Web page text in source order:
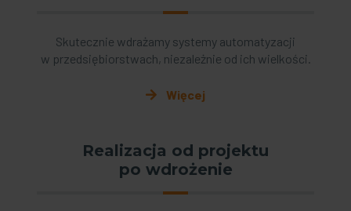
Skutecznie wdrażamy systemy automatyzacji
w przedsiębiorstwach, niezależnie od ich wielkości.
Więcej
Realizacja od projektu
po wdrożenie